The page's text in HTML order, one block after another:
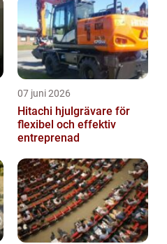
07 juni 2026
Hitachi hjulgrävare för
flexibel och effektiv
entreprenad